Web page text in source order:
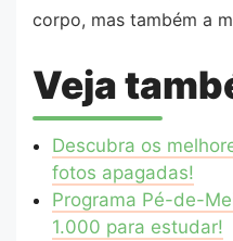
corpo, mas também a
Veja
Descubra os
fotos apagadas!
Programa Pé-de-
1.000 para estudar!